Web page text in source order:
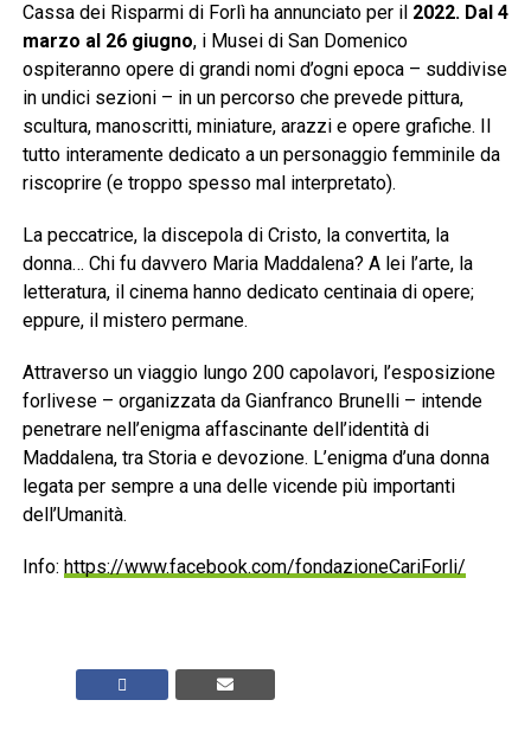
Cassa dei Risparmi di Forlì ha annunciato per il 2022. Dal 4
marzo al 26 giugno, i Musei di San Domenico
ospiteranno opere di grandi nomi d’ogni epoca – suddivise
in undici sezioni – in un percorso che prevede pittura,
scultura, manoscritti, miniature, arazzi e opere grafiche. Il
tutto interamente dedicato a un personaggio femminile da
riscoprire (e troppo spesso mal interpretato).
La peccatrice, la discepola di Cristo, la convertita, la
donna… Chi fu davvero Maria Maddalena? A lei l’arte, la
letteratura, il cinema hanno dedicato centinaia di opere;
eppure, il mistero permane.
Attraverso un viaggio lungo 200 capolavori, l’esposizione
forlivese – organizzata da Gianfranco Brunelli – intende
penetrare nell’enigma affascinante dell’identità di
Maddalena, tra Storia e devozione. L’enigma d’una donna
legata per sempre a una delle vicende più importanti
dell’Umanità.
Info: https://www.facebook.com/fondazioneCariForli/